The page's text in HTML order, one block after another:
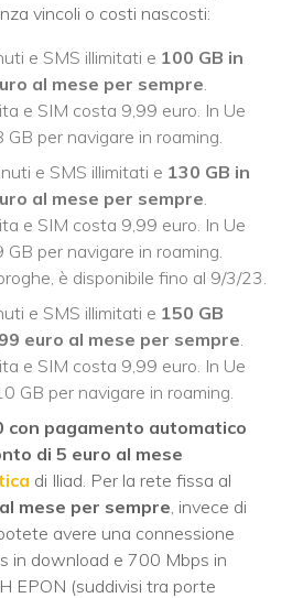
vincoli o costi nascosti:
e SMS illimitati e 100 GB in
al mese per sempre
e SIM costa 9,99 euro. In Ue
per navigare in roaming.
e SMS illimitati e 130 GB in
al mese per sempre
e SIM costa 9,99 euro. In Ue
per navigare in roaming.
è disponibile fino al 9/3/23.
e SMS illimitati e 150 GB
euro al mese per sempre
e SIM costa 9,99 euro. In Ue
GB per navigare in roaming.
con pagamento automatico
di 5 euro al mese
di Iliad. Per la rete fissa al
mese per sempre , invece di
avere una connessione
in download e 700 Mbps in
EPON (suddivisi tra porte